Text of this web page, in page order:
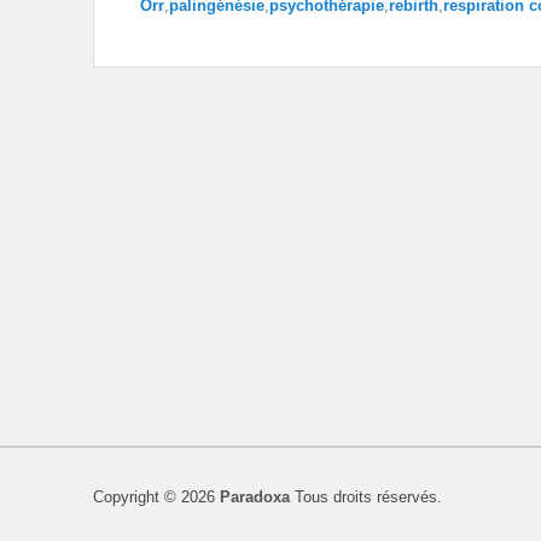
Orr palingénésie psychothérapie rebirth respiration
Copyright © 2026 ParadoxaTous droits réservés.